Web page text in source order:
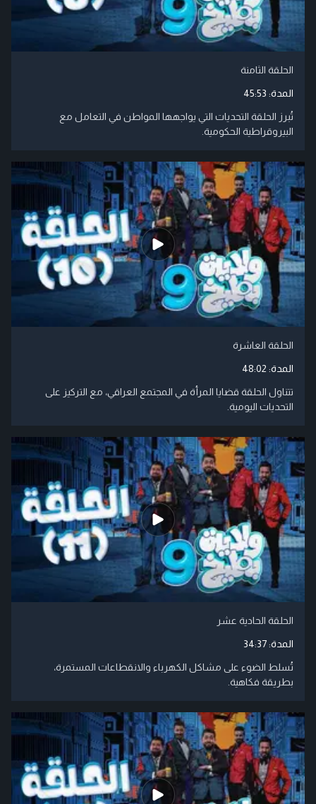
الحلقة الثامنة
المدة: 45:53
تُبرز الحلقة التحديات التي يواجهها المواطن في التعامل مع
البيروقراطية الحكومية.​
الحلقة العاشرة
المدة: 48:02
تتناول الحلقة قضايا المرأة في المجتمع العراقي، مع التركيز على
التحديات اليومية.​
الحلقة الحادية عشر
المدة:34:37
تُسلط الضوء على مشاكل الكهرباء والانقطاعات المستمرة،
بطريقة فكاهية.​